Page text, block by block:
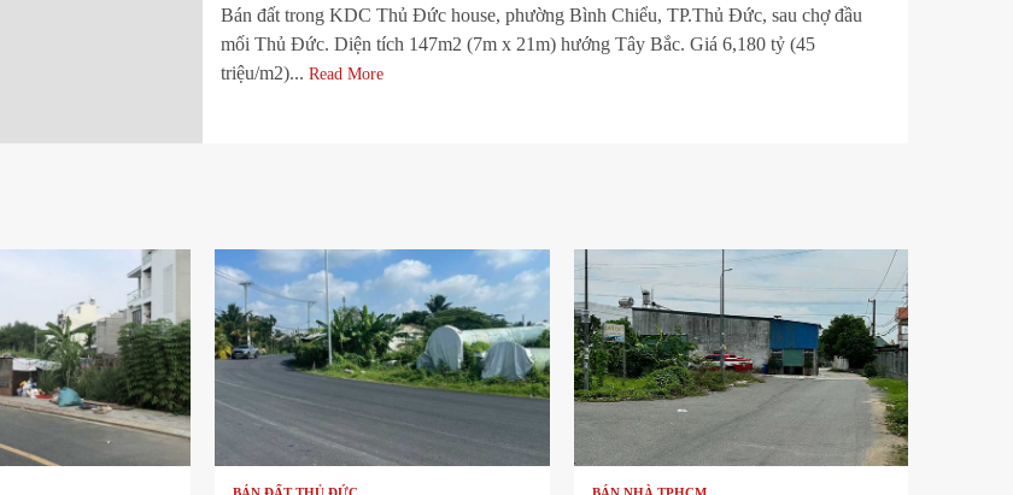
Bán đất trong KDC Thủ Đức house, phường Bình Chiểu, TP.Thủ Đức, sau chợ đầu
mối Thủ Đức. Diện tích 147m2 (7m x 21m) hướng Tây Bắc. Giá 6,180 tỷ (45
triệu/m2)... Read More
1 min read